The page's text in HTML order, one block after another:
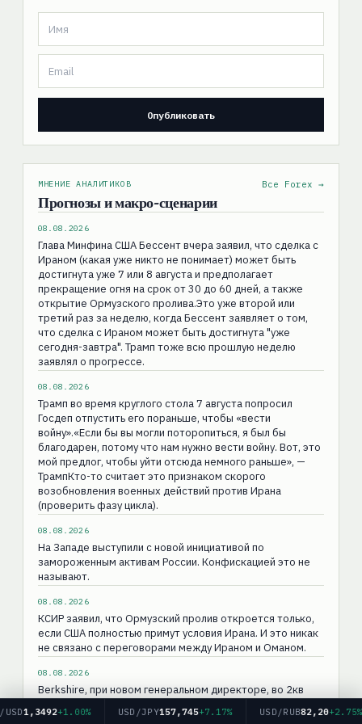
МНЕНИЕ АНАЛИТИКОВ
Прогнозы и макро-сценарии
Все Forex →
08.08.2026
Глава Минфина США Бессент вчера заявил, что сделка с
Ираном (какая уже никто не понимает) может быть
достигнута уже 7 или 8 августа и предполагает
прекращение огня на срок от 30 до 60 дней, а также
открытие Ормузского пролива.Это уже второй или
третий раз за неделю, когда Бессент заявляет о том,
что сделка с Ираном может быть достигнута "уже
сегодня-завтра". Трамп тоже всю прошлую неделю
заявлял о прогрессе.
08.08.2026
Трамп во время круглого стола 7 августа попросил
Госдеп отпустить его пораньше, чтобы «вести
войну».«Если бы вы могли поторопиться, я был бы
благодарен, потому что нам нужно вести войну. Вот, это
мой предлог, чтобы уйти отсюда немного раньше», —
ТрампКто-то считает это признаком скорого
возобновления военных действий против Ирана
(проверить фазу цикла).
08.08.2026
На Западе выступили с новой инициативой по
замороженным активам России. Конфискацией это не
называют.
08.08.2026
КСИР заявил, что Ормузский пролив откроется только,
если США полностью примут условия Ирана. И это никак
не связано с переговорами между Ираном и Оманом.
08.08.2026
Berkshire, при новом генеральном директоре, во 2кв
$20 млрд на покупки. — отчет до этого компания была
+1.00% USD/JPY157,745+7.17% USD/RUB82,20+2.75%